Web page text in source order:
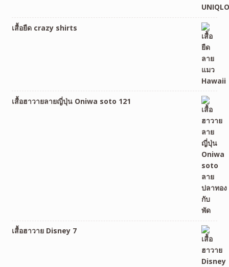
เสื้อยืด crazy shirts
เสื้อฮาวายลายญี่ปุ่น Oniwa soto 121
เสื้อฮาวาย Disney 7